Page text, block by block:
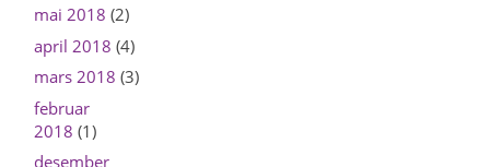
mai 2018 (2)
april 2018 (4)
mars 2018 (3)
februar
2018 (1)
desember